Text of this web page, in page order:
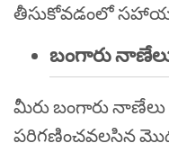
తీసుకోవడంలో
బంగారు
మీరు బంగారు నాణేలు
పరిగణించవలసిన